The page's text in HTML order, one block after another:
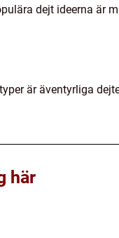
dejt ideerna är
är äventyrliga
här